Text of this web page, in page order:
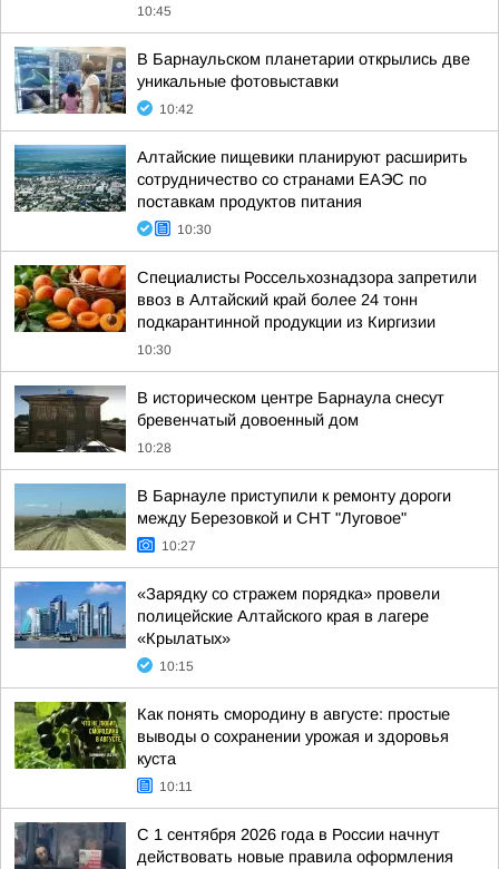
10:45
В Барнаульском планетарии открылись две
уникальные фотовыставки
10:42
Алтайские пищевики планируют расширить
сотрудничество со странами ЕАЭС по
поставкам продуктов питания
10:30
Специалисты Россельхознадзора запретили
ввоз в Алтайский край более 24 тонн
подкарантинной продукции из Киргизии
10:30
В историческом центре Барнаула снесут
бревенчатый довоенный дом
10:28
В Барнауле приступили к ремонту дороги
между Березовкой и СНТ "Луговое"
10:27
«Зарядку со стражем порядка» провели
полицейские Алтайского края в лагере
«Крылатых»
10:15
Как понять смородину в августе: простые
выводы о сохранении урожая и здоровья
куста
10:11
С 1 сентября 2026 года в России начнут
действовать новые правила оформления